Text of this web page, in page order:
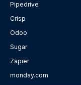
Pipedrive
Crisp
Odoo
Sugar
Zapier
monday.com